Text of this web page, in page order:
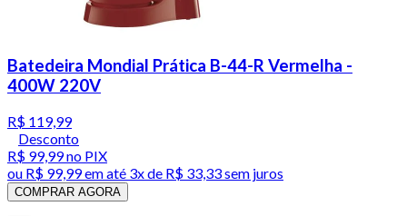
Batedeira Mondial Prática B-44-R Vermelha -
400W 220V
R$ 119,99
Desconto
R$ 99,99no PIX
ou R$ 99,99em até 3x de R$ 33,33 sem juros
COMPRAR AGORA